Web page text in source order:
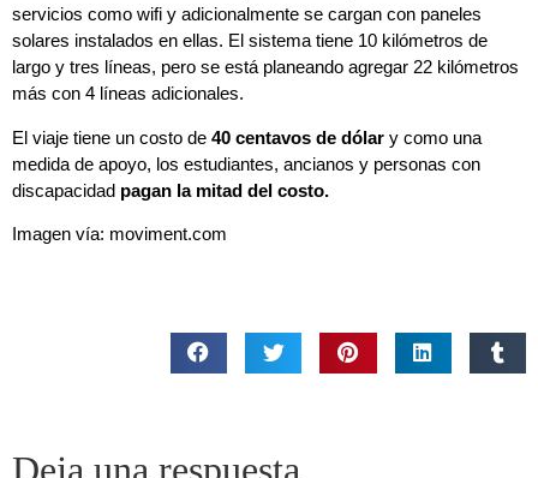
servicios como wifi y adicionalmente se cargan con paneles
solares instalados en ellas. El sistema tiene 10 kilómetros de
largo y tres líneas, pero se está planeando agregar 22 kilómetros
más con 4 líneas adicionales.
El viaje tiene un costo de 40 centavos de dólar y como una
medida de apoyo, los estudiantes, ancianos y personas con
discapacidad pagan la mitad del costo.
Imagen vía: moviment.com